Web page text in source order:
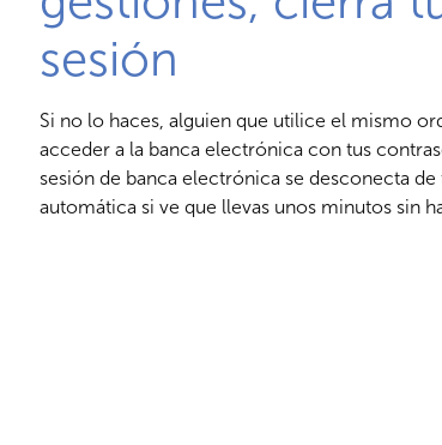
sesión
Si no lo haces, alguien que utilice el mismo
acceder a la banca electrónica con tus
sesión de banca electrónica se desconecta
automática si ve que llevas unos minutos sin